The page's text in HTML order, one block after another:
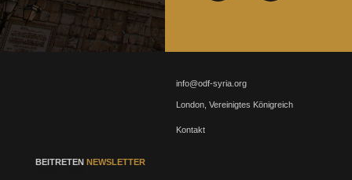
info@odf-syria.org
London, Vereinigtes Königreich
Kontakt
BEITRETEN NEWSLETTER